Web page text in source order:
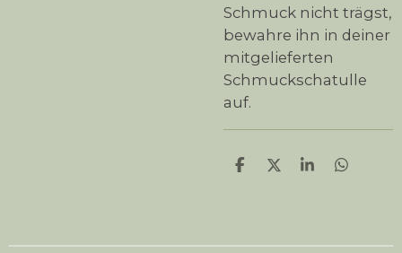
Schmuck nicht trägst,
bewahre ihn in deiner
mitgelieferten
Schmuckschatulle
auf.
T
n
T
n
T
n
T
n